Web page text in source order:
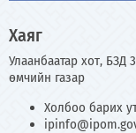
Хаяг
Улаанбаатар хот,
өмчийн газар
Холбоо барих